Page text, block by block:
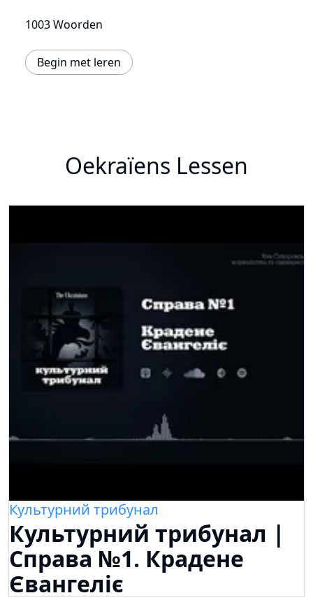
1003 Woorden
Begin met leren
Oekraïens Lessen
Культурний трибунал
Культурний трибунал |
Справа №1. Крадене
Євангеліє